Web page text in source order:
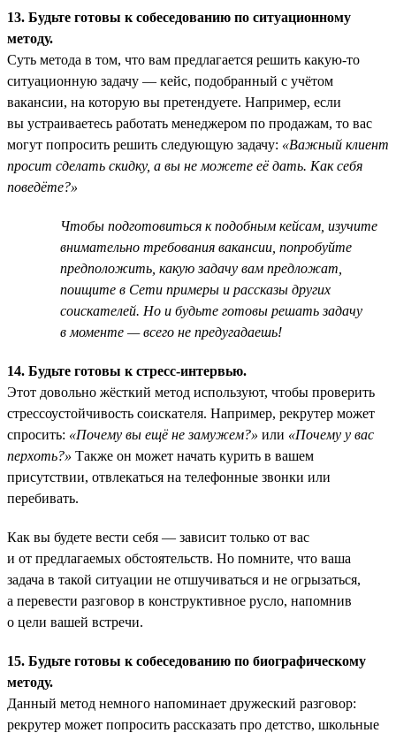
13. Будьте готовы к собеседованию по ситуационному
методу.
Суть метода в том, что вам предлагается решить какую-то
ситуационную задачу — кейс, подобранный с учётом
вакансии, на которую вы претендуете. Например, если
вы устраиваетесь работать менеджером по продажам, то вас
могут попросить решить следующую задачу: «Важный клиент
просит сделать скидку, а вы не можете её дать. Как себя
поведёте?»
Чтобы подготовиться к подобным кейсам, изучите
внимательно требования вакансии, попробуйте
предположить, какую задачу вам предложат,
поищите в Сети примеры и рассказы других
соискателей. Но и будьте готовы решать задачу
в моменте — всего не предугадаешь!
14. Будьте готовы к стресс-интервью.
Этот довольно жёсткий метод используют, чтобы проверить
стрессоустойчивость соискателя. Например, рекрутер может
спросить: «Почему вы ещё не замужем?» или «Почему у вас
перхоть?» Также он может начать курить в вашем
присутствии, отвлекаться на телефонные звонки или
перебивать.
Как вы будете вести себя — зависит только от вас
и от предлагаемых обстоятельств. Но помните, что ваша
задача в такой ситуации не отшучиваться и не огрызаться,
а перевести разговор в конструктивное русло, напомнив
о цели вашей встречи.
15. Будьте готовы к собеседованию по биографическому
методу.
Данный метод немного напоминает дружеский разговор:
рекрутер может попросить рассказать про детство, школьные